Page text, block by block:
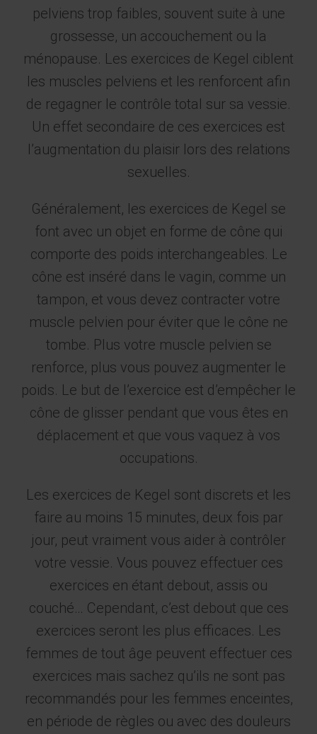
pelviens trop faibles, souvent suite à une
grossesse, un accouchement ou la
ménopause. Les exercices de Kegel ciblent
les muscles pelviens et les renforcent afin
de regagner le contrôle total sur sa vessie.
Un effet secondaire de ces exercices est
l’augmentation du plaisir lors des relations
sexuelles.
Généralement, les exercices de Kegel se
font avec un objet en forme de cône qui
comporte des poids interchangeables. Le
cône est inséré dans le vagin, comme un
tampon, et vous devez contracter votre
muscle pelvien pour éviter que le cône ne
tombe. Plus votre muscle pelvien se
renforce, plus vous pouvez augmenter le
poids. Le but de l’exercice est d’empêcher le
cône de glisser pendant que vous êtes en
déplacement et que vous vaquez à vos
occupations.
Les exercices de Kegel sont discrets et les
faire au moins 15 minutes, deux fois par
jour, peut vraiment vous aider à contrôler
votre vessie. Vous pouvez effectuer ces
exercices en étant debout, assis ou
couché… Cependant, c’est debout que ces
exercices seront les plus efficaces. Les
femmes de tout âge peuvent effectuer ces
exercices mais sachez qu’ils ne sont pas
recommandés pour les femmes enceintes,
en période de règles ou avec des douleurs